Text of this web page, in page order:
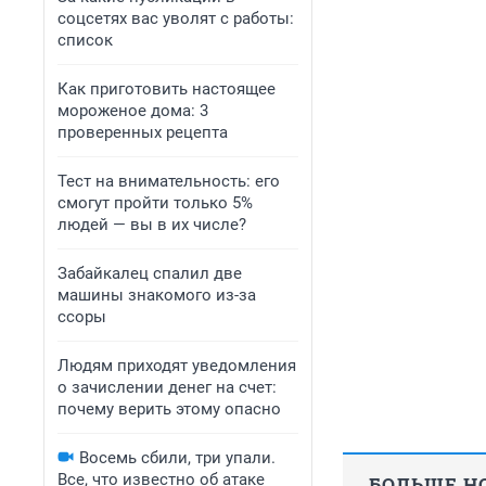
соцсетях вас уволят с работы:
список
Как приготовить настоящее
мороженое дома: 3
проверенных рецепта
Тест на внимательность: его
смогут пройти только 5%
людей — вы в их числе?
Забайкалец спалил две
машины знакомого из-за
ссоры
Людям приходят уведомления
о зачислении денег на счет:
почему верить этому опасно
Восемь сбили, три упали.
Все, что известно об атаке